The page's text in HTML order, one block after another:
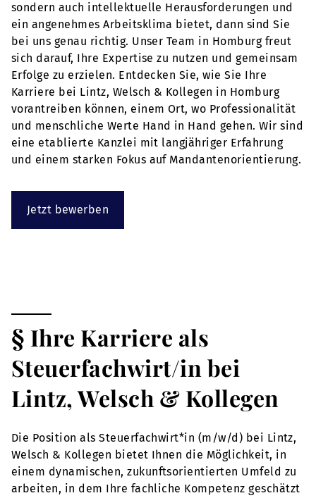
sondern auch intellektuelle Herausforderungen und
ein angenehmes Arbeitsklima bietet, dann sind Sie
bei uns genau richtig. Unser Team in Homburg freut
sich darauf, Ihre Expertise zu nutzen und gemeinsam
Erfolge zu erzielen. Entdecken Sie, wie Sie Ihre
Karriere bei Lintz, Welsch & Kollegen in Homburg
vorantreiben können, einem Ort, wo Professionalität
und menschliche Werte Hand in Hand gehen. Wir sind
eine etablierte Kanzlei mit langjähriger Erfahrung
und einem starken Fokus auf Mandantenorientierung.
Jetzt bewerben
§ Ihre Karriere als
Steuerfachwirt/in bei
Lintz, Welsch & Kollegen
Die Position als Steuerfachwirt*in (m/w/d) bei Lintz,
Welsch & Kollegen bietet Ihnen die Möglichkeit, in
einem dynamischen, zukunftsorientierten Umfeld zu
arbeiten, in dem Ihre fachliche Kompetenz geschätzt